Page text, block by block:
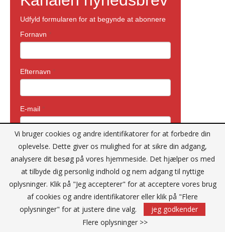
Vi bruger cookies og andre identifikatorer for at forbedre din
oplevelse. Dette giver os mulighed for at sikre din adgang,
analysere dit besøg på vores hjemmeside. Det hjælper os med
at tilbyde dig personlig indhold og nem adgang til nyttige
oplysninger. Klik på "Jeg accepterer" for at acceptere vores brug
af cookies og andre identifikatorer eller klik på "Flere
oplysninger" for at justere dine valg.
jeg godkender
Flere oplysninger >>